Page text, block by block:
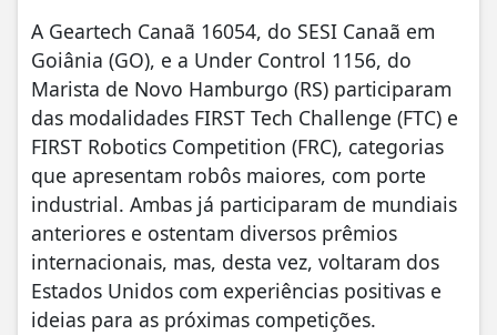
A Geartech Canaã 16054, do SESI Canaã em
Goiânia (GO), e a Under Control 1156, do
Marista de Novo Hamburgo (RS) participaram
das modalidades FIRST Tech Challenge (FTC) e
FIRST Robotics Competition (FRC), categorias
que apresentam robôs maiores, com porte
industrial. Ambas já participaram de mundiais
anteriores e ostentam diversos prêmios
internacionais, mas, desta vez, voltaram dos
Estados Unidos com experiências positivas e
ideias para as próximas competições.